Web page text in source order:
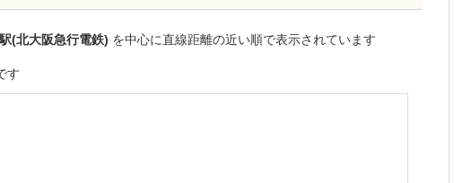
(北大阪急行電鉄) を中心に直線距離の近い順で表示されています
す
千葉県茂原市
むなかたクリニック
どのような透析治療が受けられるのでしょうか?